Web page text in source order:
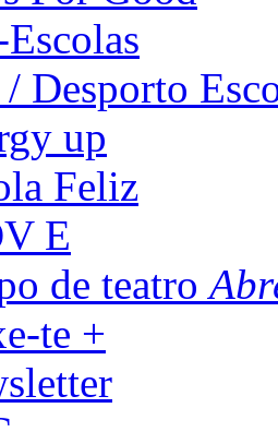
/ Desporto
up
Feliz
E
de teatro
te +